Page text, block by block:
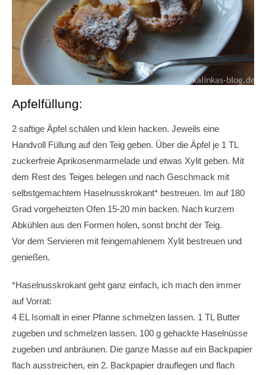
Apfelfüllung:
2 saftige Äpfel schälen und klein hacken. Jeweils eine
Handvoll Füllung auf den Teig geben. Über die Äpfel je 1 TL
zuckerfreie Aprikosenmarmelade und etwas Xylit geben. Mit
dem Rest des Teiges belegen und nach Geschmack mit
selbstgemachtem Haselnusskrokant* bestreuen. Im auf 180
Grad vorgeheizten Ofen 15-20 min backen. Nach kurzem
Abkühlen aus den Formen holen, sonst bricht der Teig.
Vor dem Servieren mit feingemahlenem Xylit bestreuen und
genießen.
*Haselnusskrokant geht ganz einfach, ich mach den immer
auf Vorrat:
4 EL Isomalt in einer Pfanne schmelzen lassen. 1 TL Butter
zugeben und schmelzen lassen. 100 g gehackte Haselnüsse
zugeben und anbräunen. Die ganze Masse auf ein Backpapier
flach ausstreichen, ein 2. Backpapier drauflegen und flach